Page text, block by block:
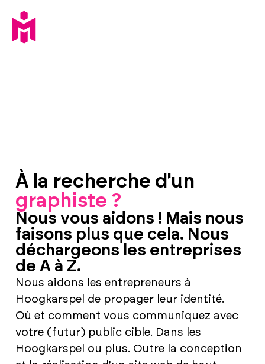
À la recherche d'un
graphiste ?
Nous vous aidons ! Mais nous
faisons plus que cela. Nous
déchargeons les entreprises
de A à Z.
Nous aidons les entrepreneurs à
Hoogkarspel de propager leur identité.
Où et comment vous communiquez avec
votre (futur) public cible. Dans les
Hoogkarspel ou plus. Outre la conception